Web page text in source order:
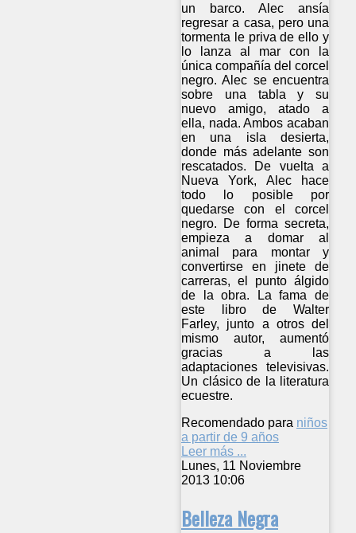
un barco. Alec ansía
regresar a casa, pero una
tormenta le priva de ello y
lo lanza al mar con la
única compañía del corcel
negro. Alec se encuentra
sobre una tabla y su
nuevo amigo, atado a
ella, nada. Ambos acaban
en una isla desierta,
donde más adelante son
rescatados. De vuelta a
Nueva York, Alec hace
todo lo posible por
quedarse con el corcel
negro. De forma secreta,
empieza a domar al
animal para montar y
convertirse en jinete de
carreras, el punto álgido
de la obra. La fama de
este libro de Walter
Farley, junto a otros del
mismo autor, aumentó
gracias a las
adaptaciones televisivas.
Un clásico de la literatura
ecuestre.
Recomendado para niños
a partir de 9 años
Leer más ...
Lunes, 11 Noviembre
2013 10:06
Belleza Negra